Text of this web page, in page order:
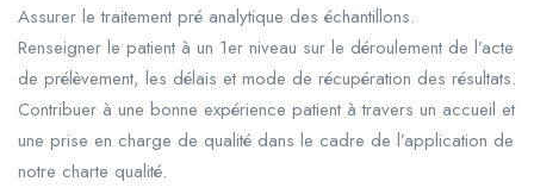
Assurer le traitement pré analytique des échantillons.
Renseigner le patient à un 1er niveau sur le déroulement de l’acte
de prélèvement, les délais et mode de récupération des résultats.
Contribuer à une bonne expérience patient à travers un accueil et
une prise en charge de qualité dans le cadre de l’application de
notre charte qualité.